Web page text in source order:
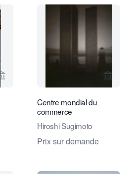
Voir la page vendeur de EduardVoir la
Centre mondial du
commerce
Hiroshi Sugimoto
Prix sur demande